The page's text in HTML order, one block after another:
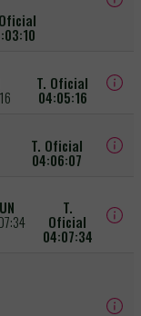
T. Oficial
04:05:16
T. Oficial
04:06:07
T.
Oficial
04:07:34